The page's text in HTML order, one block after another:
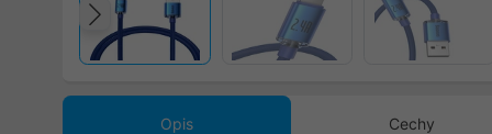
Poprzedni
Opis Cechy